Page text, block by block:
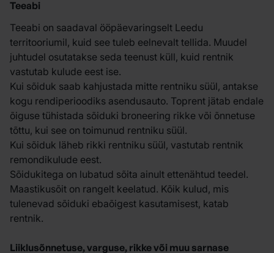
Teeabi
Teeabi on saadaval ööpäevaringselt Leedu
territooriumil, kuid see tuleb eelnevalt tellida. Muudel
juhtudel osutatakse seda teenust küll, kuid rentnik
vastutab kulude eest ise.
Kui sõiduk saab kahjustada mitte rentniku süül, antakse
kogu rendiperioodiks asendusauto. Toprent jätab endale
õiguse tühistada sõiduki broneering rikke või õnnetuse
tõttu, kui see on toimunud rentniku süül.
Kui sõiduk läheb rikki rentniku süül, vastutab rentnik
remondikulude eest.
Sõidukitega on lubatud sõita ainult ettenähtud teedel.
Maastikusõit on rangelt keelatud. Kõik kulud, mis
tulenevad sõiduki ebaõigest kasutamisest, katab
rentnik.
Liiklusõnnetuse, varguse, rikke või muu sarnase